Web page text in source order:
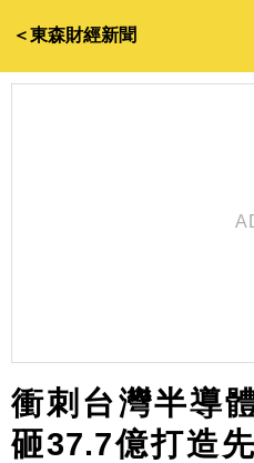
＜東森財經新聞
衝刺台灣半導
砸37.7億打造